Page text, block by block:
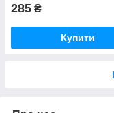
285 ₴
Купити